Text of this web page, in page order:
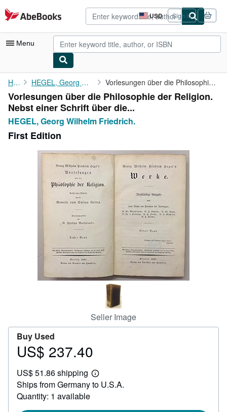
Skip to main content
AbeBooks.com USD
Site
shopping
preferences
Sign in
Menu
My Account
My Purchases
Advanced Search
Browse Collections
Rare Books
Art & Collectibles
CLOSE
Home HEGEL, Georg Wilhelm Friedrich. Vorlesungen über die Philosophie der Religion. Nebst einer ...
Vorlesungen über die Philosophie der Religion.
Nebst einer Schrift über die...
HEGEL, Georg Wilhelm Friedrich.
First Edition
Seller Image
Buy Used
Price
237.40
US$ 237.40
US$ 51.86 shipping
Learn
more
Ships from Germany to U.S.A.
Quantity: 1 available